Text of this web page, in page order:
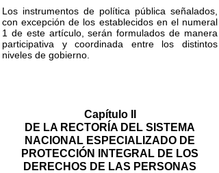
Los instrumentos de política pública señalados,
con excepción de los establecidos en el numeral
1 de este artículo, serán formulados de manera
participativa y coordinada entre los distintos
niveles de gobierno.
Capítulo II
DE LA RECTORÍA DEL SISTEMA
NACIONAL ESPECIALIZADO DE
PROTECCIÓN INTEGRAL DE LOS
DERECHOS DE LAS PERSONAS